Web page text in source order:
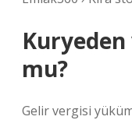
mu?
Gelir vergisi